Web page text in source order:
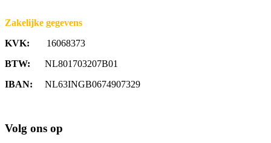
Zakelijke gegevens
KVK: 16068373
BTW: NL801703207B01
IBAN: NL63INGB0674907329
Volg ons op